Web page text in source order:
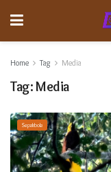
Home Tag Media
Tag:Media
Sepakbola